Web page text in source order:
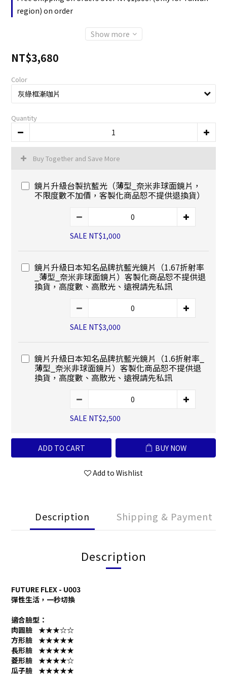
region) on order
Show more
NT$3,680
Color
Quantity
Buy Together and Save More
鏡片升級台製抗藍光（薄型_奈米非球面鏡片，
不限度數不加價，客製化商品恕不提供退換貨）
SALE NT$1,000
鏡片升級日本知名品牌抗藍光鏡片（1.67折射率
_薄型_奈米非球面鏡片）客製化商品恕不提供退
換貨，高度數、高散光、遠視請先私訊
SALE NT$3,000
鏡片升級日本知名品牌抗藍光鏡片（1.6折射率_
薄型_奈米非球面鏡片）客製化商品恕不提供退
換貨，高度數、高散光、遠視請先私訊
SALE NT$2,500
ADD TO CART BUY NOW
Add to Wishlist
Description Shipping & Payment
Description
FUTURE FLEX - U003
彈性生活，一秒切換
適合臉型：
肉圓臉 ★★★☆☆
方形臉 ★★★★★
長形臉 ★★★★★
菱形臉 ★★★★☆
瓜子臉 ★★★★★